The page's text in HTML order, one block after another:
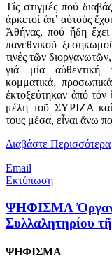
Τίς στιγμές πού
ἀρκετοί ἀπ’ αὐτούς
Ἀθήνας, πού ἤδη ἔχει
πανεθνικοῦ
τινές τῶν
γιά μία αὐθεντική
κομματικά,
ἐκτοξεύτηκαν ἀπό
μέλη τοῦ ΣΥΡΙΖΑ
τους μέσα, εἶναι ἄνω
Διαβάστε Περισσότερα
Email
Εκτύπωση
ΨΗΦΙΣΜΑ
Συλλαλητηρίου
ΨΗΦΙΣΜΑ